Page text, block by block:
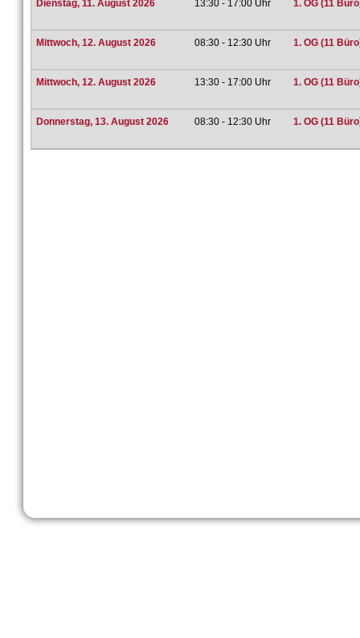
Dienstag, 11. August 2026 13:30 - 17:00 Uhr 1. OG (11
Mittwoch, 12. August 2026 08:30 - 12:30 Uhr 1. OG (11
Mittwoch, 12. August 2026 13:30 - 17:00 Uhr 1. OG (11
Donnerstag, 13. August 2026 08:30 - 12:30 Uhr 1. OG (11